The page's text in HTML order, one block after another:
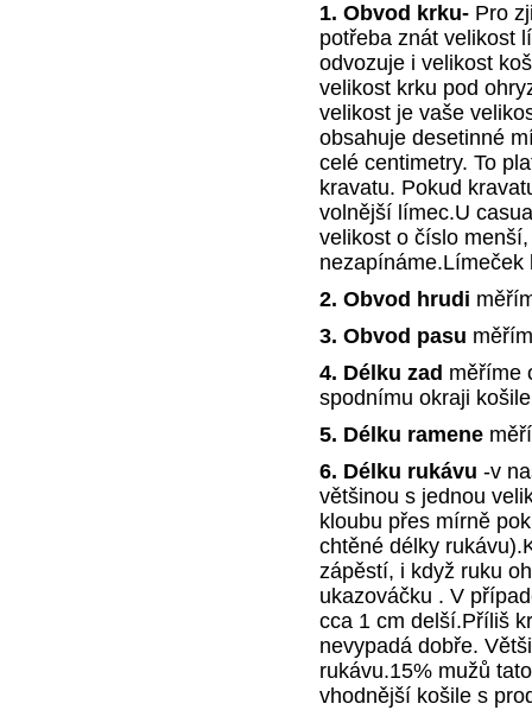
1. Obvod krku- Pro
potřeba znát velikost
odvozuje i velikost
velikost krku pod
velikost je vaše
obsahuje desetinné
celé centimetry. To
kravatu. Pokud
volnější límec.U
velikost o číslo
2. Obvod hrudi
3. Obvod pasu
4. Délku zad měříme
spodnímu okraji košile
5. Délku ramene
6. Délku rukávu -v
většinou s jednou
kloubu přes mírně
chtěné délky
zápěstí, i když ruku
ukazováčku . V
cca 1 cm delší.Příliš
nevypadá dobře.
rukávu.15% mužů
vhodnější košile s